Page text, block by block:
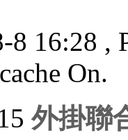
8 16:28 ,
On.
外掛聯